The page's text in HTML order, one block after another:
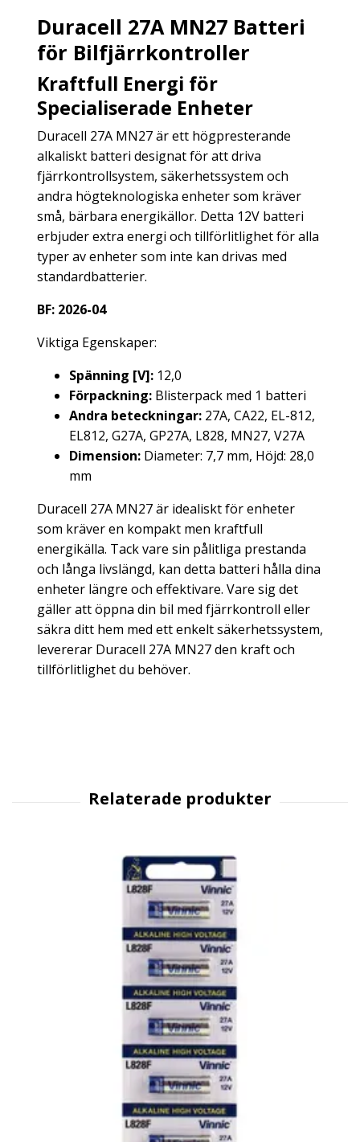
Duracell 27A MN27 Batteri
för Bilfjärrkontroller
Kraftfull Energi för
Specialiserade Enheter
Duracell 27A MN27 är ett högpresterande
alkaliskt batteri designat för att driva
fjärrkontrollsystem, säkerhetssystem och
andra högteknologiska enheter som kräver
små, bärbara energikällor. Detta 12V batteri
erbjuder extra energi och tillförlitlighet för alla
typer av enheter som inte kan drivas med
standardbatterier.
BF: 2026-04
Viktiga Egenskaper:
Spänning [V]: 12,0
Förpackning: Blisterpack med 1 batteri
Andra beteckningar: 27A, CA22, EL-812,
EL812, G27A, GP27A, L828, MN27, V27A
Dimension: Diameter: 7,7 mm, Höjd: 28,0
mm
Duracell 27A MN27 är idealiskt för enheter
som kräver en kompakt men kraftfull
energikälla. Tack vare sin pålitliga prestanda
och långa livslängd, kan detta batteri hålla dina
enheter längre och effektivare. Vare sig det
gäller att öppna din bil med fjärrkontroll eller
säkra ditt hem med ett enkelt säkerhetssystem,
levererar Duracell 27A MN27 den kraft och
tillförlitlighet du behöver.